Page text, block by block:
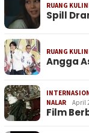
RUANG
Spill
RUANG
Angga
NALAR
April
Film